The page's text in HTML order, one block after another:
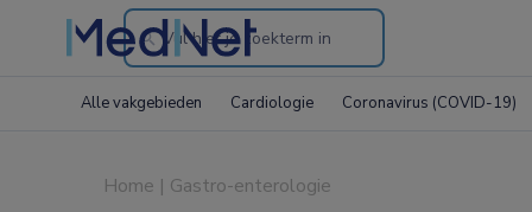
Search
the
Alle vakgebieden Cardiologie Coronavirus (COVID-19)
Home | Gastro-enterologie